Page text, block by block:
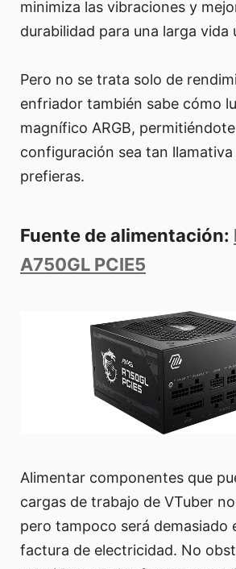
minimiza las vibraciones y
durabilidad para una larga vida
Pero no se trata solo de
enfriador también sabe cómo
magnífico ARGB,
configuración sea tan
prefieras.
Fuente de alimentación:
A750GL PCIE5
Alimentar componentes que
cargas de trabajo de VTuber
pero tampoco será demasiado
factura de electricidad. No